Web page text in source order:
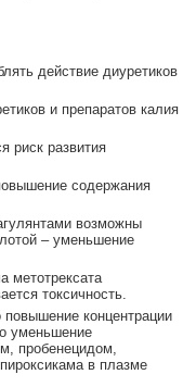
действие диуретиков
и препаратов калия
риск развития
содержания
возможны
– уменьшение
метотрексата
токсичность.
концентрации
уменьшение
пробенецидом,
в плазме